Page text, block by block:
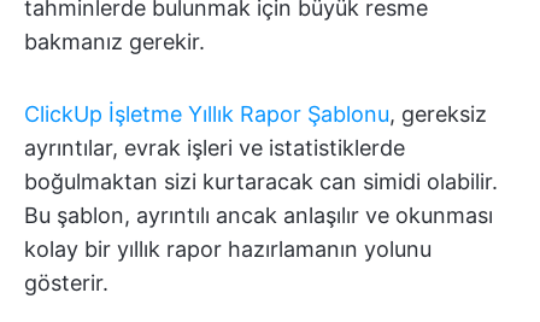
tahminlerde bulunmak için büyük resme
bakmanız gerekir.
ClickUp İşletme Yıllık Rapor Şablonu, gereksiz
ayrıntılar, evrak işleri ve istatistiklerde
boğulmaktan sizi kurtaracak can simidi olabilir.
Bu şablon, ayrıntılı ancak anlaşılır ve okunması
kolay bir yıllık rapor hazırlamanın yolunu
gösterir.